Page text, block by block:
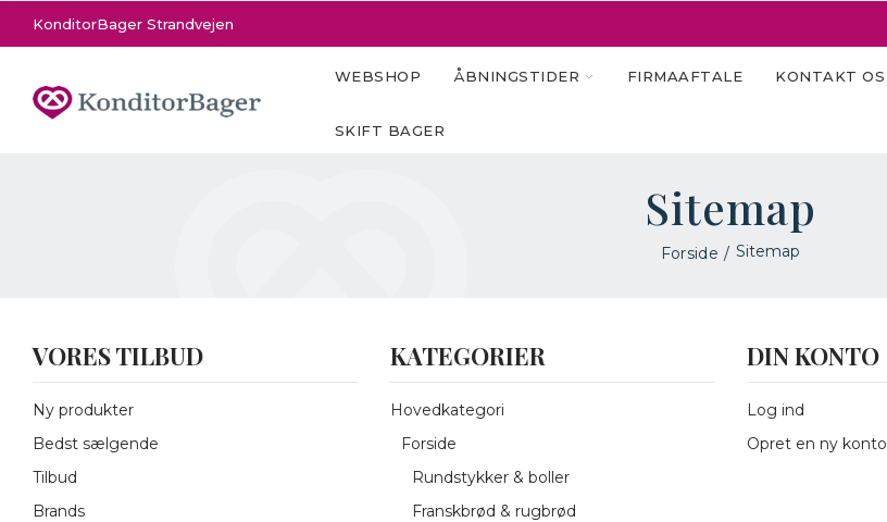
KonditorBager Strandvejen
WEBSHOP ÅBNINGSTIDER FIRMAAFTALE KONTAKT OS
SKIFT BAGER
Sitemap
Forside Sitemap
VORES TILBUD
Ny produkter
Bedst sælgende
Tilbud
Brands
KATEGORIER
Hovedkategori
Forside
Rundstykker & boller
Franskbrød & rugbrød
DIN KONTO
Log ind
Opret en ny konto